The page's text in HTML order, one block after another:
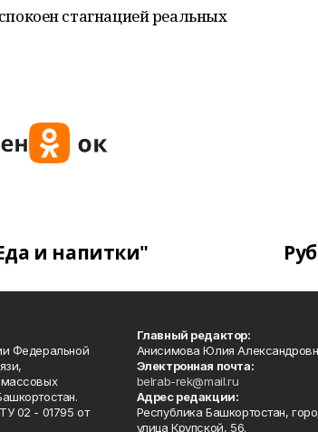
стагнацией реальных
и напитки"
Федеральной
массовых
02 - 01795 от
Главный редактор:
Анисимова Юлия
Электронная почта:
belrab-rek@mail.ru
Адрес редакции:
Республика Башкортостан,
улица Крупской, 56.